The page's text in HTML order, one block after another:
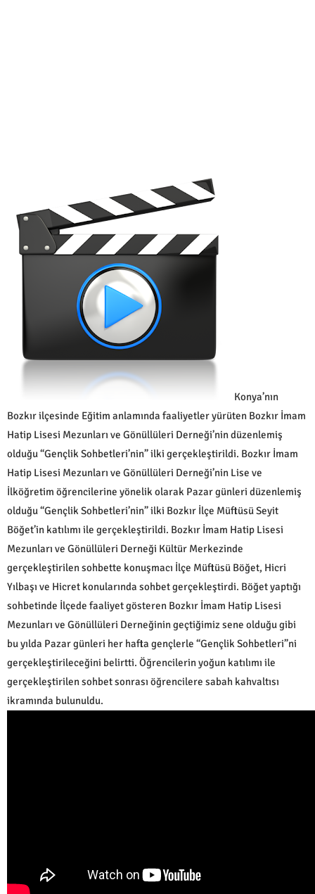
​Konya’nın
Bozkır ilçesinde Eğitim anlamında faaliyetler yürüten Bozkır İmam
Hatip Lisesi Mezunları ve Gönüllüleri Derneği’nin düzenlemiş
olduğu “Gençlik Sohbetleri’nin” ilki gerçekleştirildi. Bozkır İmam
Hatip Lisesi Mezunları ve Gönüllüleri Derneği’nin Lise ve
İlköğretim öğrencilerine yönelik olarak Pazar günleri düzenlemiş
olduğu “Gençlik Sohbetleri’nin” ilki Bozkır İlçe Müftüsü Seyit
Böğet’in katılımı ile gerçekleştirildi. Bozkır İmam Hatip Lisesi
Mezunları ve Gönüllüleri Derneği Kültür Merkezinde
gerçekleştirilen sohbette konuşmacı İlçe Müftüsü Böğet, Hicri
Yılbaşı ve Hicret konularında sohbet gerçekleştirdi. Böğet yaptığı
sohbetinde İlçede faaliyet gösteren Bozkır İmam Hatip Lisesi
Mezunları ve Gönüllüleri Derneğinin geçtiğimiz sene olduğu gibi
bu yılda Pazar günleri her hafta gençlerle “Gençlik Sohbetleri”ni
gerçekleştirileceğini belirtti. Öğrencilerin yoğun katılımı ile
gerçekleştirilen sohbet sonrası öğrencilere sabah kahvaltısı
ikramında bulunuldu.